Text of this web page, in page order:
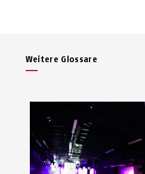
Weitere Glossare